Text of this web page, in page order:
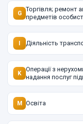
G
Торгівля; ремонт
предметів
I Діяльність
K
Операції з
надання послуг
M Освіта